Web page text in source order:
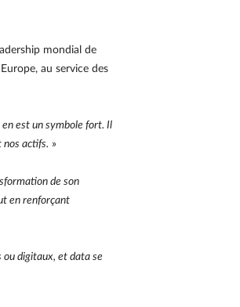
mondial de
au service des
est un symbole fort. Il
actifs. »
de son
en renforçant
digitaux, et data se